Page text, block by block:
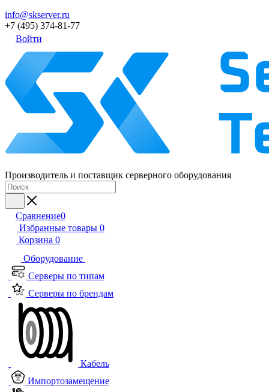
info@skserver.ru
+7 (495) 374-81-77
Войти
Производитель и поставщик серверного оборудования
Сравнение0
Избранные товары 0
Корзина 0
Оборудование
Серверы по типам
Серверы по брендам
Кабель
Импортозамещение